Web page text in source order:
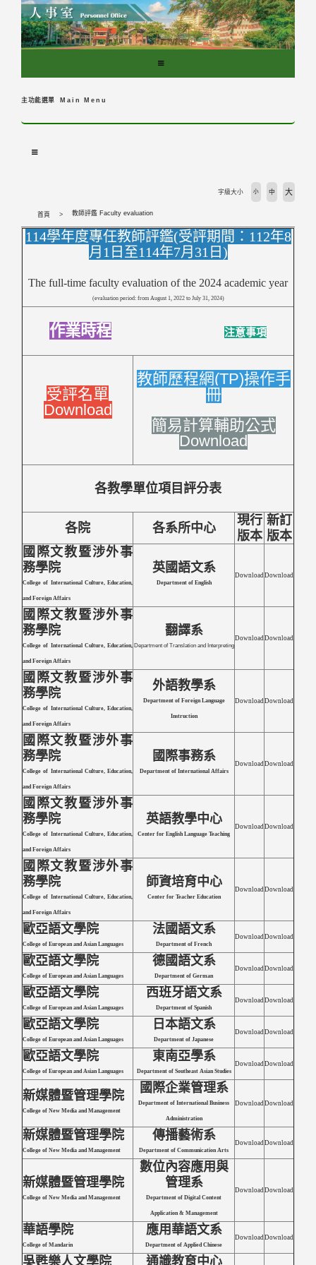
主功能選單 Main Menu
首頁 教師評鑑 Faculty evaluation
字級大小 小 中 大
114學年度專任教師評鑑(受評期間：112年8
月1日至114年7月31日)
The full-time faculty evaluation of the 2024 academic year
(evaluation period: from August 1, 2022 to July 31, 2024)
作業時程 注意事項
受評名單
Download
教師歷程網(TP)操作手
冊
簡易計算輔助公式
Download
各教學單位項目評分表
各院 各系所中心
現行
版本
新訂
版本
國際文教暨涉外事
務學院
College of International Culture, Education,
and Foreign Affairs
英國語文系
Department of English
DownloadDownload
國際文教暨涉外事
務學院
College of International Culture, Education,
and Foreign Affairs
翻譯系
Department of Translation and Interpreting
DownloadDownload
國際文教暨涉外事
務學院
College of International Culture, Education,
and Foreign Affairs
外語教學系
Department of Foreign Language
Instruction
DownloadDownload
國際文教暨涉外事
務學院
College of International Culture, Education,
and Foreign Affairs
國際事務系
Department of International Affairs
DownloadDownload
國際文教暨涉外事
務學院
College of International Culture, Education,
and Foreign Affairs
英語教學中心
Center for English Language Teaching
DownloadDownload
國際文教暨涉外事
務學院
College of International Culture, Education,
and Foreign Affairs
師資培育中心
Center for Teacher Education
DownloadDownload
歐亞語文學院
College of European and Asian Languages
法國語文系
Department of French
DownloadDownload
歐亞語文學院
College of European and Asian Languages
德國語文系
Department of German
DownloadDownload
歐亞語文學院
College of European and Asian Languages
西班牙語文系
Department of Spanish
DownloadDownload
歐亞語文學院
College of European and Asian Languages
日本語文系
Department of Japanese
DownloadDownload
歐亞語文學院
College of European and Asian Languages
東南亞學系
Department of Southeast Asian Studies
DownloadDownload
新媒體暨管理學院
College of New Media and Management
國際企業管理系
Department of International Business
Administration
DownloadDownload
新媒體暨管理學院
College of New Media and Management
傳播藝術系
Department of Communication Arts
DownloadDownload
新媒體暨管理學院
College of New Media and Management
數位內容應用與
管理系
Department of Digital Content
Application & Management
DownloadDownload
華語學院
College of Mandarin
應用華語文系
Department of Applied Chinese
DownloadDownload
吳甦樂人文學院 通識教育中心